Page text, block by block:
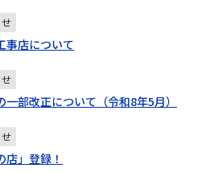
事店について
部改正について（令和8年5月）
店」登録！